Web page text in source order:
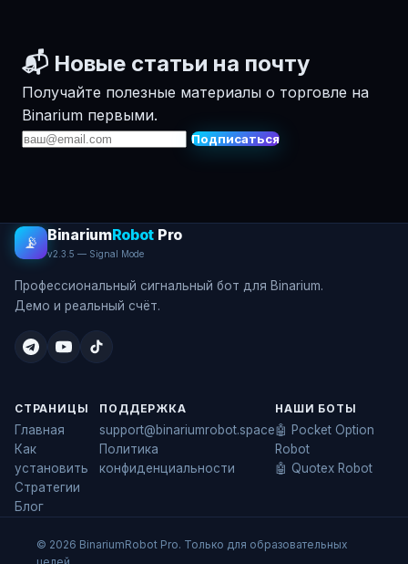
📬 Новые статьи на почту
Получайте полезные материалы о торговле на
Binarium первыми.
Подписаться
📡 BinariumRobot Pro
v2.3.5 — Signal Mode
Профессиональный сигнальный бот для Binarium.
Демо и реальный счёт.
СТРАНИЦЫ
Главная
Как
установить
Стратегии
Блог
ПОДДЕРЖКА
support@binariumrobot.space
Политика
конфиденциальности
НАШИ БОТЫ
🤖 Pocket Option
Robot
🤖 Quotex Robot
© 2026 BinariumRobot Pro. Только для образовательных